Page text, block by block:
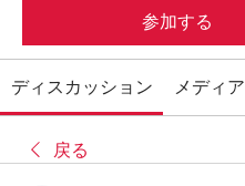
参加する
ディスカッション メディア
戻る